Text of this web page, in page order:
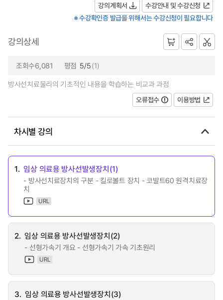
강의계획서
수강안내 및 수강신청
※ 수강확인증 발급을 위해서는 수강신청이 필요합니다
강의상세
조회수6,081 평점 5/5(1)
방사선치료물리의 기초적인 내용을 학습하는 비교과 과정
오류접수
이용방법
차시별 강의
1. 임상 의료용 방사선발생장치(1)
- 방사선치료장치의 구분 - 킬로볼트 장치 - 코발트60 원격치료장
치
URL
2. 임상 의료용 방사선발생장치(2)
- 선형가속기 개요 - 선형가속기 가속 기초원리
URL
3. 임상 의료용 방사선발생장치(3)